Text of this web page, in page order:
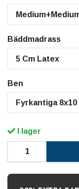
Bäddmadrass
5 Cm Latex
Ben
Fyrkantiga 8x10
I lager